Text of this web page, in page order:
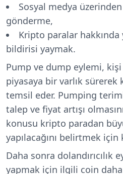
Sosyal medya
gönderme,
Kripto paralar hakkında
bildirisi yaymak.
Pump ve dump eylemi,
piyasaya bir varlık sürerek
temsil eder. Pumping
talep ve fiyat artışı
konusu kripto paradan
yapılacağını belirtmek için
Daha sonra dolandırıcılık
yapmak için ilgili coin